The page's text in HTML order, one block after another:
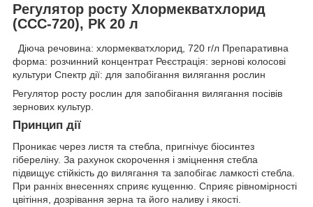
Регулятор росту Хлормекватхлорид
(ССС-720), РК 20 л
Діюча речовина: хлормекватхлорид, 720 г/л Препаративна
форма: розчинний концентрат Реєстрація: зернові колосові
культури Спектр дії: для запобігання вилягання рослин
Регулятор росту рослин для запобігання вилягання посівів
зернових культур.
Принцип дії
Проникає через листя та стебла, пригнічує біосинтез
гібереліну. За рахунок скорочення і зміцнення стебла
підвищує стійкість до вилягання та запобігає ламкості стебла.
При ранніх внесеннях сприяє кущенню. Сприяє рівномірності
цвітіння, дозрівання зерна та його наливу і якості.